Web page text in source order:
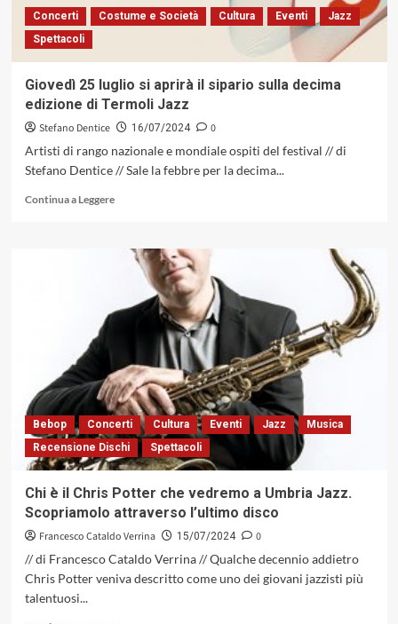
e
il
e
Onlio
Concerti Costume e Società Cultura Eventi
Jazz
Spettacoli
Giovedì 25 luglio si aprirà il sipario sulla decima
edizione di Termoli Jazz
Stefano Dentice 16/07/2024
0
Artisti di rango nazionale e mondiale ospiti del festival // di
Stefano Dentice // Sale la febbre per la decima...
Continua a LeggereLeggi
Giovedì
si
sipario
sulla
decima
edizione
di
Termoli
Jazz
Bebop Concerti Cultura Eventi Jazz
Musica
Recensione Dischi
Spettacoli
Chi è il Chris Potter che vedremo a Umbria Jazz.
Scopriamolo attraverso l’ultimo disco
Francesco Cataldo Verrina 15/07/2024
0
// di Francesco Cataldo Verrina // Qualche decennio addietro
Chris Potter veniva descritto come uno dei giovani jazzisti più
talentuosi...